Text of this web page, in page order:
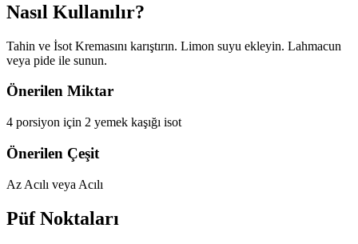
Nasıl Kullanılır?
Tahin ve İsot Kremasını karıştırın. Limon suyu ekleyin. Lahmacun
veya pide ile sunun.
Önerilen Miktar
4 porsiyon için 2 yemek kaşığı isot
Önerilen Çeşit
Az Acılı veya Acılı
Püf Noktaları